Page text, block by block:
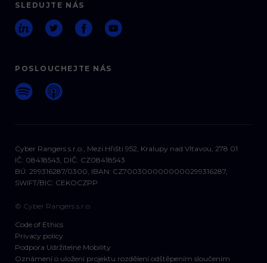
SLEDUJTE NÁS
POSLOUCHEJTE NÁS
Cyber Rangers s.r.o., Mezi Hřišti 952, Kralupy nad Vltavou, 278 01
IČ: 08418543, DIČ: CZ08418543
BÚ: 299316287/0300, IBAN: CZ7003000000000299316287,
SWIFT/BIC: CEKOCZPP
© Cyber Rangers s.r.o.
Code of Ethics
Privacy policy
Podpora Udržitelné Mobility
Oznámení o uložení projektu rozdělení odštěpením sloučením